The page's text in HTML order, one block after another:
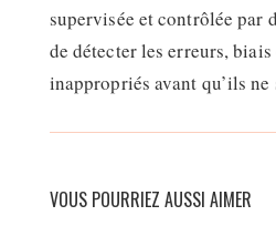
supervisée et contrôlée par
de détecter les erreurs,
inappropriés avant qu’ils
VOUS POURRIEZ AUSSI AIMER